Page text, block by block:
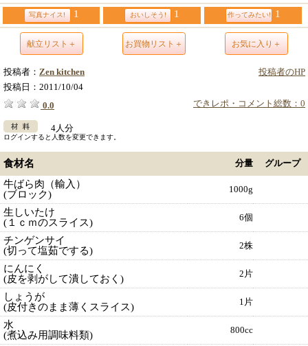
写真ナイス! 1 おいしそう! 1 作ってみたい! 1
献立リスト＋ お買物リスト＋ お気に入り＋
投稿者のHP
投稿者： Zen kitchen
投稿日： 2011/10/04
できレポ・コメント総数：0
0.0
4人分
ログインすると人数を変更できます。
食材名 分量 グループ
牛ばら肉（輸入）
(ブロック)
1000g
生しいたけ
(１ｃｍのスライス)
6個
チンゲンサイ
(切って塩茹でする)
2株
にんにく
(皮を剥がして潰しておく)
2片
しょうが
(皮付きのまま薄くスライス)
1片
水
(煮込み用調味料類)
800cc